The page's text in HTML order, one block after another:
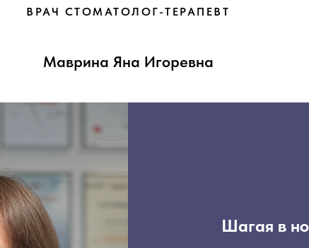
ВРАЧ СТОМАТОЛОГ-ТЕРАПЕВТ
Маврина Яна Игоревна
Шагая в